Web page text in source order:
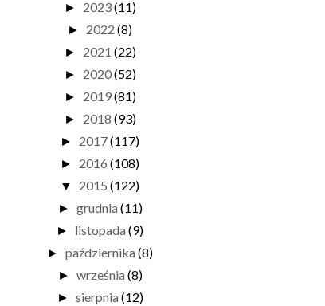
► 2023(11)
► 2022 (8)
► 2021 (22)
► 2020(52)
► 2019(81)
► 2018 (93)
► 2017(117)
► 2016 (108)
▼ 2015 (122)
► grudnia (11)
► listopada (9)
► października (8)
► września (8)
► sierpnia (12)